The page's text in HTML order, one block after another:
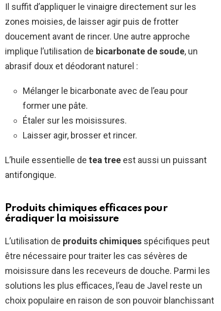
Il suffit d’appliquer le vinaigre directement sur les
zones moisies, de laisser agir puis de frotter
doucement avant de rincer. Une autre approche
implique l’utilisation de bicarbonate de soude, un
abrasif doux et déodorant naturel :
Mélanger le bicarbonate avec de l’eau pour
former une pâte.
Étaler sur les moisissures.
Laisser agir, brosser et rincer.
L’huile essentielle de tea tree est aussi un puissant
antifongique.
Produits chimiques efficaces pour
éradiquer la moisissure
L’utilisation de produits chimiques spécifiques peut
être nécessaire pour traiter les cas sévères de
moisissure dans les receveurs de douche. Parmi les
solutions les plus efficaces, l’eau de Javel reste un
choix populaire en raison de son pouvoir blanchissant